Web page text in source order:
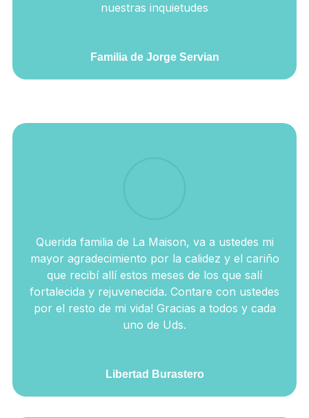
nuestras inquietudes
Familia de Jorge Servian
Querida familia de La Maison, va a ustedes mi
mayor agradecimiento por la calidez y el cariño
que recibí allí estos meses de los que salí
fortalecida y rejuvenecida. Contare con ustedes
por el resto de mi vida! Gracias a todos y cada
uno de Uds.
Libertad Burastero